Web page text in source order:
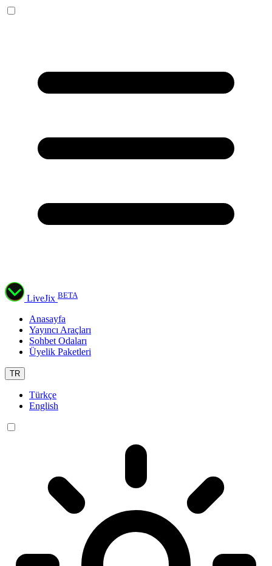
LiveJix BETA
Anasayfa
Yayıncı Araçları
Sohbet Odaları
Üyelik Paketleri
TR
Türkçe
English